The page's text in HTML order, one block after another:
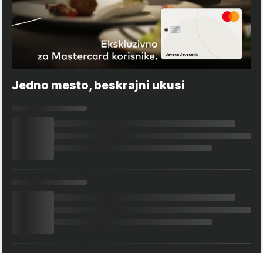
Jedno mesto, beskrajni ukusi